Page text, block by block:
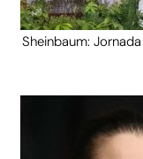
Sheinbaum: